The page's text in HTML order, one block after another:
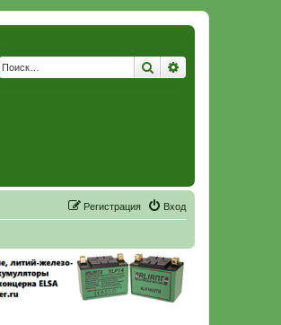
Поиск
Вход
Регистрация